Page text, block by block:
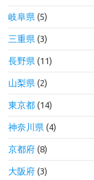
岐阜県(5)
三重県(3)
長野県(11)
山梨県(2)
東京都(14)
神奈川県(4)
京都府(8)
大阪府(3)